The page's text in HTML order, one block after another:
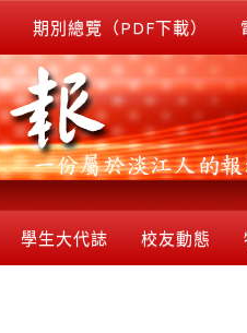
期別總覽（PDF下載）
學生大代誌 校友動態